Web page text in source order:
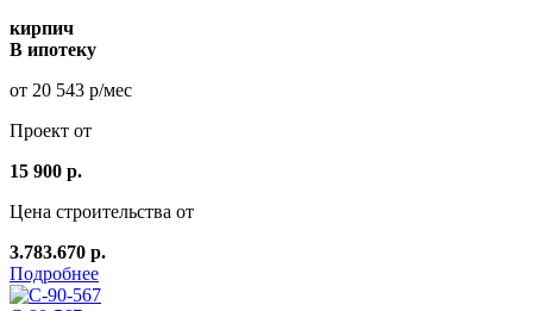
кирпич
В ипотеку
от 20 543 р/мес
Проект от
15 900 р.
Цена строительства от
3.783.670 р.
Подробнее